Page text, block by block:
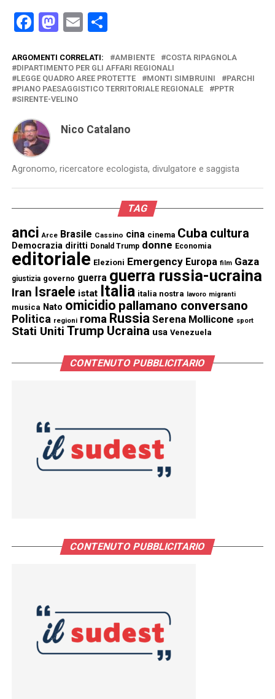
Facebook
Mastodon
EmailCondividi
ARGOMENTI CORRELATI: AMBIENTE
COSTA RIPAGNOLA
DIPARTIMENTO PER GLI AFFARI REGIONALI
LEGGE QUADRO AREE PROTETTE
MONTI SIMBRUINI
PARCHI
PIANO PAESAGGISTICO TERRITORIALE REGIONALE
PPTR
SIRENTE-VELINO
Nico Catalano
Agronomo, ricercatore ecologista, divulgatore e saggista
TAG
anci Arce Brasile Cassino cina cinema Cuba cultura
Democrazia diritti Donald Trump donne Economia
editoriale Elezioni Emergency Europa film Gaza
giustizia governo guerra guerra russia-ucraina
Iran Israele istat Italia italia nostra lavoro migranti
musica Nato omicidio pallamano conversano
Politica regioni roma Russia Serena Mollicone sport
Stati Uniti Trump Ucraina usa Venezuela
CONTENUTO PUBBLICITARIO
CONTENUTO PUBBLICITARIO